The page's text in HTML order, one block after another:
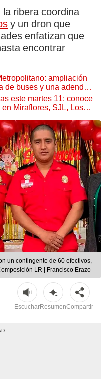
ribera coordina
y un dron que
enfatizan que
encontrar
ampliación
de buses y una adenda
este martes 11: conoce
Miraflores, SJL, Los
un contingente de 60 efectivos,
LR | Francisco Erazo
EscucharResumenCompartir